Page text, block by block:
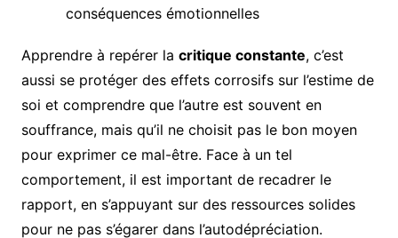
conséquences émotionnelles
Apprendre à repérer la critique constante, c’est
aussi se protéger des effets corrosifs sur l’estime de
soi et comprendre que l’autre est souvent en
souffrance, mais qu’il ne choisit pas le bon moyen
pour exprimer ce mal-être. Face à un tel
comportement, il est important de recadrer le
rapport, en s’appuyant sur des ressources solides
pour ne pas s’égarer dans l’autodépréciation.